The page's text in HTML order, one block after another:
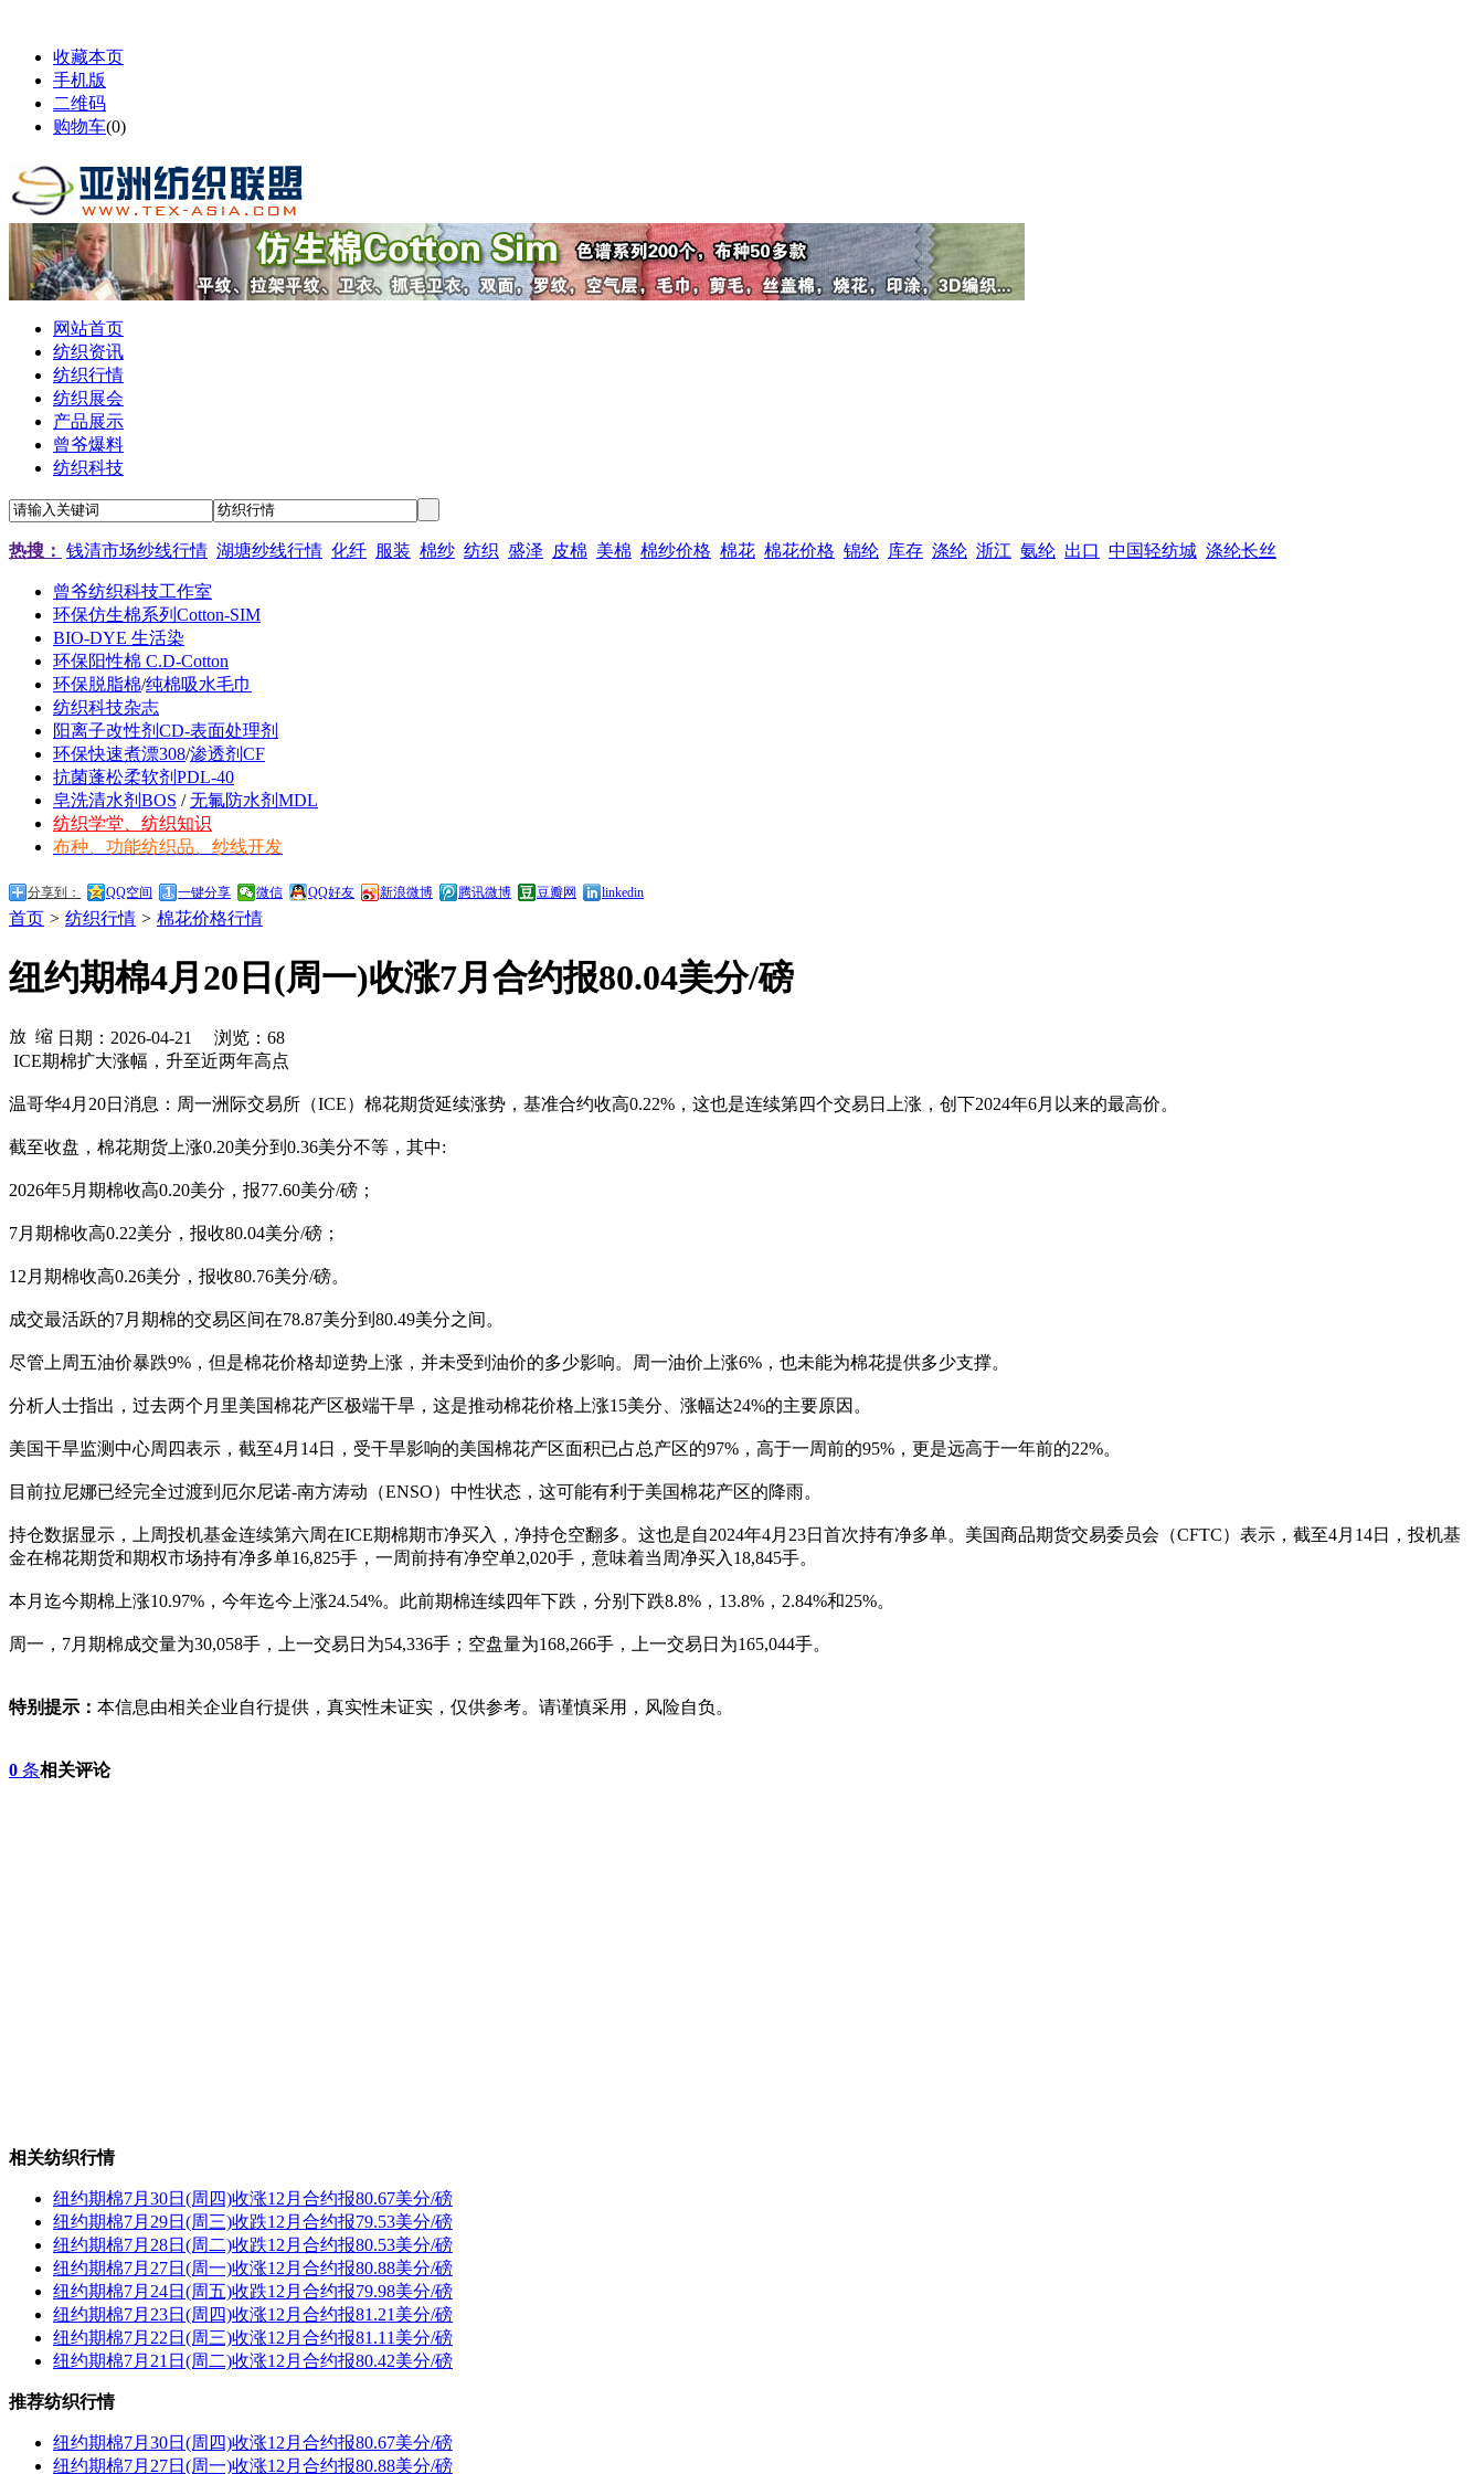
收藏本页
手机版
二维码
购物车(0)
网站首页
纺织资讯
纺织行情
纺织展会
产品展示
曾爷爆料
纺织科技
热搜： 钱清市场纱线行情 湖塘纱线行情 化纤 服装 棉纱 纺织 盛泽 皮棉 美棉 棉纱价格 棉花 棉花价格 锦纶 库存 涤纶 浙江 氨纶 出口 中国轻纺城 涤纶长丝
曾爷纺织科技工作室
环保仿生棉系列Cotton-SIM
BIO-DYE 生活染
环保阳性棉 C.D-Cotton
环保脱脂棉/纯棉吸水毛巾
纺织科技杂志
阳离子改性剂CD-表面处理剂
环保快速煮漂308/渗透剂CF
抗菌蓬松柔软剂PDL-40
皂洗清水剂BOS /无氟防水剂MDL
纺织学堂、纺织知识
布种、功能纺织品、纱线开发
分享到： QQ空间 一键分享 微信 QQ好友 新浪微博 腾讯微博 豆瓣网 linkedin
首页 > 纺织行情 > 棉花价格行情
纽约期棉4月20日(周一)收涨7月合约报80.04美分/磅
日期：2026-04-21 浏览： 68
ICE期棉扩大涨幅，升至近两年高点
温哥华4月20日消息：周一洲际交易所（ICE）棉花期货延续涨势，基准合约收高0.22%，这也是连续第四个交易日上涨，创下2024年6月以来的最高价。
截至收盘，棉花期货上涨0.20美分到0.36美分不等，其中:
2026年5月期棉收高0.20美分，报77.60美分/磅；
7月期棉收高0.22美分，报收80.04美分/磅；
12月期棉收高0.26美分，报收80.76美分/磅。
成交最活跃的7月期棉的交易区间在78.87美分到80.49美分之间。
尽管上周五油价暴跌9%，但是棉花价格却逆势上涨，并未受到油价的多少影响。周一油价上涨6%，也未能为棉花提供多少支撑。
分析人士指出，过去两个月里美国棉花产区极端干旱，这是推动棉花价格上涨15美分、涨幅达24%的主要原因。
美国干旱监测中心周四表示，截至4月14日，受干旱影响的美国棉花产区面积已占总产区的97%，高于一周前的95%，更是远高于一年前的22%。
目前拉尼娜已经完全过渡到厄尔尼诺-南方涛动（ENSO）中性状态，这可能有利于美国棉花产区的降雨。
持仓数据显示，上周投机基金连续第六周在ICE期棉期市净买入，净持仓空翻多。这也是自2024年4月23日首次持有净多单。美国商品期货交易委员会（CFTC）表示，截至4月14日，投机基
金在棉花期货和期权市场持有净多单16,825手，一周前持有净空单2,020手，意味着当周净买入18,845手。
本月迄今期棉上涨10.97%，今年迄今上涨24.54%。此前期棉连续四年下跌，分别下跌8.8%，13.8%，2.84%和25%。
周一，7月期棉成交量为30,058手，上一交易日为54,336手；空盘量为168,266手，上一交易日为165,044手。
特别提示： 本信息由相关企业自行提供，真实性未证实，仅供参考。请谨慎采用，风险自负。
0 条相关评论
相关纺织行情
纽约期棉7月30日(周四)收涨12月合约报80.67美分/磅
纽约期棉7月29日(周三)收跌12月合约报79.53美分/磅
纽约期棉7月28日(周二)收跌12月合约报80.53美分/磅
纽约期棉7月27日(周一)收涨12月合约报80.88美分/磅
纽约期棉7月24日(周五)收跌12月合约报79.98美分/磅
纽约期棉7月23日(周四)收涨12月合约报81.21美分/磅
纽约期棉7月22日(周三)收涨12月合约报81.11美分/磅
纽约期棉7月21日(周二)收涨12月合约报80.42美分/磅
推荐纺织行情
纽约期棉7月30日(周四)收涨12月合约报80.67美分/磅
纽约期棉7月27日(周一)收涨12月合约报80.88美分/磅